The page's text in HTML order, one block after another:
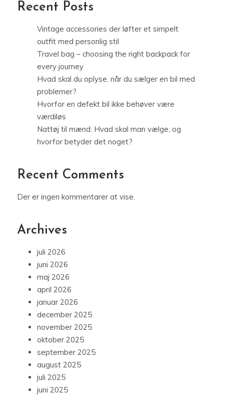
Recent Posts
Vintage accessories der løfter et simpelt
outfit med personlig stil
Travel bag – choosing the right backpack for
every journey
Hvad skal du oplyse, når du sælger en bil med
problemer?
Hvorfor en defekt bil ikke behøver være
værdiløs
Nattøj til mænd: Hvad skal man vælge, og
hvorfor betyder det noget?
Recent Comments
Der er ingen kommentarer at vise.
Archives
juli 2026
juni 2026
maj 2026
april 2026
januar 2026
december 2025
november 2025
oktober 2025
september 2025
august 2025
juli 2025
juni 2025